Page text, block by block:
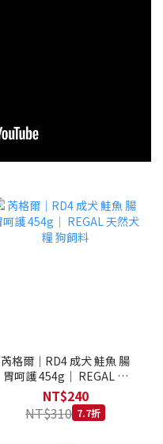
芮格爾｜RD4 成犬 鮭魚 腸
胃呵護 454g｜ REGAL 天
然犬糧 狗飼料
NT$240
NT$310 7.7折